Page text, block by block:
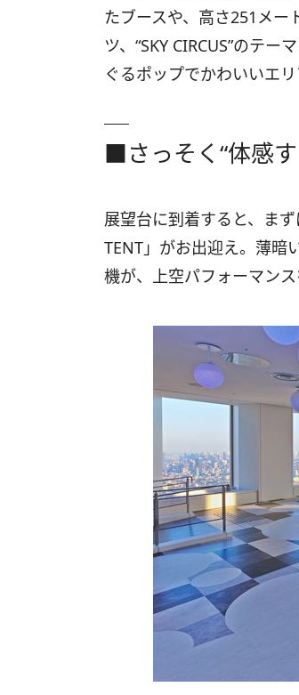
たブースや、高さ251メー
ツ、“SKY CIRCUS”のテ
ぐるポップでかわいいエリ
■さっそく“体感す
展望台に到着すると、ま
TENT」がお出迎え。薄暗
機が、上空パフォーマンス